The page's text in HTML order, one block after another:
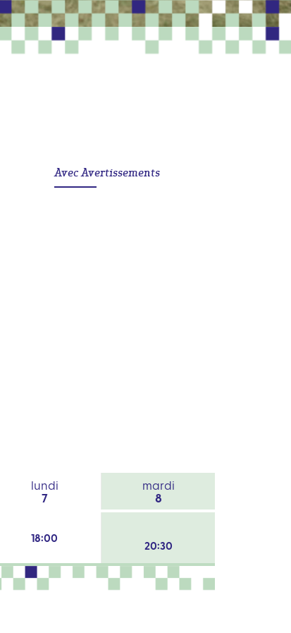
Avec Avertissements
lundi
7
mardi
8
18:00 20:30